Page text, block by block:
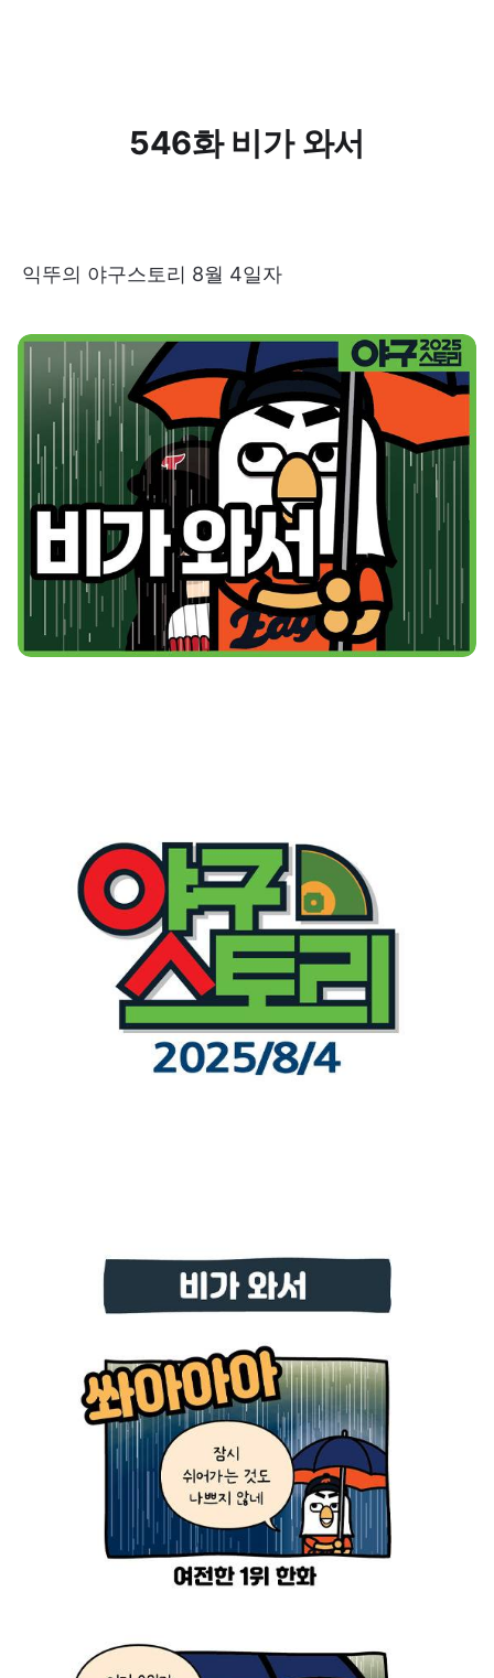
546화 비가 와서
익뚜의 야구스토리 8월 4일자